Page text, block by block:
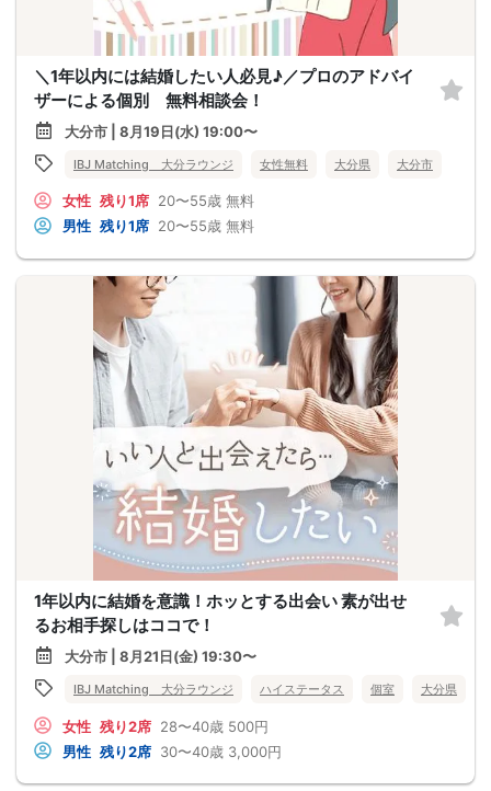
＼1年以内には結婚したい人必見♪／プロのアドバイ
ザーによる個別 無料相談会！
大分市 | 8月19日(水) 19:00〜
IBJ Matching 大分ラウンジ 女性無料 大分県 大分市
女性 残り1席 20〜55歳 無料
男性 残り1席 20〜55歳 無料
1年以内に結婚を意識！ホッとする出会い 素が出せ
るお相手探しはココで！
大分市 | 8月21日(金) 19:30〜
IBJ Matching 大分ラウンジ ハイステータス 個室 大分県
女性 残り2席 28〜40歳 500円
男性 残り2席 30〜40歳 3,000円